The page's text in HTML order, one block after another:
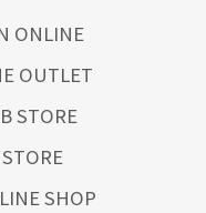
ONLINE
OUTLET
STORE
SHOP